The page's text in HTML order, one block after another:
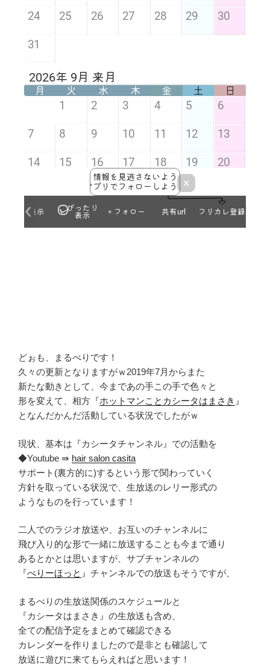
どぉも、まるべりです！
久々の更新となりますがｗ2019年7月からまた
新たな動きとして、今まであの手この手で色々と
形を変えて、相方『ホットマンことカシータはまさき 』
となんだかんだ活動している状況でしたがｗ
現状、基本は『カシータチャンネル』での活動を
◆Youtube ⇛ hair salon casita
サポート(裏方的に)するという形で関わっていく
方針を取っている状況で、生放送のレリー形式の
ようなものを行っています！
二人でのラジオ放送や、お互いのチャンネルに
飛び入り的な形で一緒に放送することも今まで通り
あるとかとは思いますが、サブチャンネルの
『べりーほっと 』チャンネルでの放送もそうですが、
まるべりの生放送関係のスケジュールと
『カシータはまさき』の生放送も含め、
全ての配信予定をまとめて確認できる
カレンダーを作りましたので是非とも確認して
放送に遊びに来てもらえればと思います！